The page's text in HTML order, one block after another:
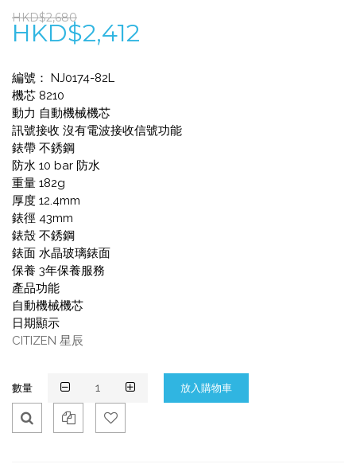
HKD$2,680
HKD$2,412
編號： NJ0174-82L
機芯 8210
動力 自動機械機芯
訊號接收 沒有電波接收信號功能
錶帶 不銹鋼
防水 10 bar 防水
重量 182g
厚度 12.4mm
錶徑 43mm
錶殼 不銹鋼
錶面 水晶玻璃錶面
保養 3年保養服務
產品功能
自動機械機芯
日期顯示
CITIZEN 星辰
數量